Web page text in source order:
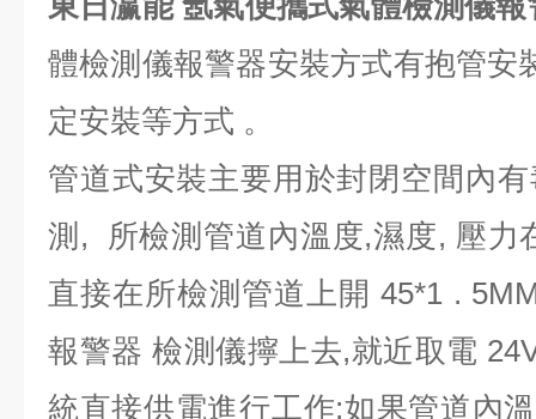
體檢測儀報警器安裝方式有抱管安
定安裝等方式 。
管道式安裝主要用於封閉空間內
測, 所檢測管道內溫度,濕度, 壓力
直接在所檢測管道上開 45*1 .
報警器 檢測儀擰上去,就近取電
統直接供電進行工作;如果管道內